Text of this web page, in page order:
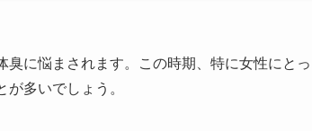
に悩まされます。この時期、特に女性にとっ
多いでしょう。